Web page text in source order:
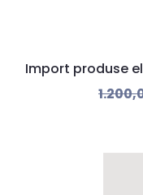
Import produse